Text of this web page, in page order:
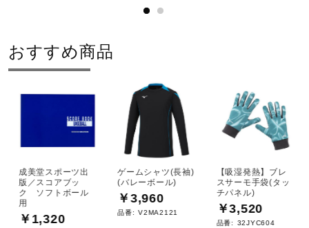
おすすめ商品
成美堂スポーツ出
版／スコアブッ
ク ソフトボール
用
￥1,320
ゲームシャツ(長袖)
(バレーボール)
￥3,960
品番: V2MA2121
【吸湿発熱】ブレ
スサーモ手袋(タッ
チパネル)
￥3,520
品番: 32JYC604